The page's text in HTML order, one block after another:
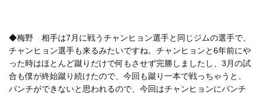
◆梅野 相手は7月に戦うチャンヒョン選手と同じジムの選手で、
チャンヒョン選手も来るみたいですね。チャンヒョンと6年前にや
った時はほとんど蹴りだけで何もさせず完勝しましたし、3月の試
合も僕が終始蹴り続けたので、今回も蹴り一本で戦っちゃうと、
パンチができないと思われるので、今回はチャンヒョンにパンチ